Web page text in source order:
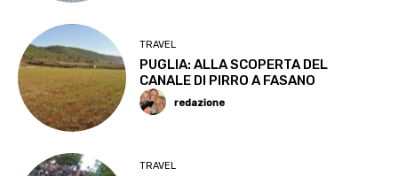
TRAVEL
PUGLIA: ALLA SCOPERTA DEL
CANALE DI PIRRO A FASANO
redazione
TRAVEL